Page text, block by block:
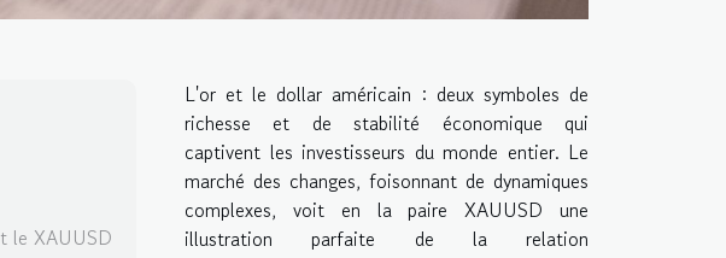
le XAUUSD
L'or et le dollar américain : deux symboles de
richesse et de stabilité économique qui
captivent les investisseurs du monde entier. Le
marché des changes, foisonnant de dynamiques
complexes, voit en la paire XAUUSD une
illustration parfaite de la relation